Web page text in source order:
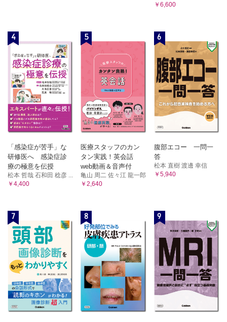
￥6,600
4
「感染症が苦手」な
研修医へ 感染症診
療の極意を伝授
松本 哲哉 石和田 稔彦 ...
￥4,400
5
医療スタッフのカン
タン実践！英会話
web動画＆音声付
亀山 周二 佐々江 龍一郎
￥2,640
6
腹部エコー 一問一
答
松本 直樹 渡邊 幸信
￥5,940
7 8 9